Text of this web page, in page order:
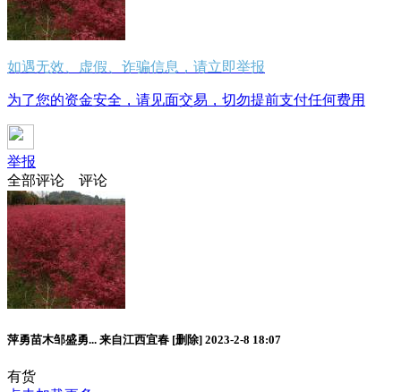
如遇无效、虚假、诈骗信息，请立即举报
为了您的资金安全，请见面交易，切勿提前支付任何费用
举报
全部评论
评论
萍勇苗木邹盛勇... 来自江西宜春 [删除] 2023-2-8 18:07
有货